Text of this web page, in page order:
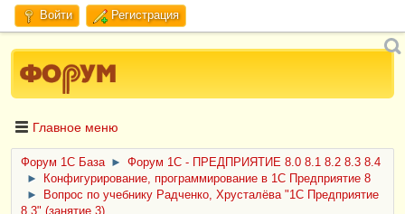
Войти Регистрация
Главное меню
Форум 1C База ►
Форум 1С - ПРЕДПРИЯТИЕ 8.0 8.1 8.2 8.3 8.4
►
Конфигурирование, программирование в 1С Предприятие 8
►
Вопрос по учебнику Радченко, Хрусталёва "1С Предприятие
8.3" (занятие 3)